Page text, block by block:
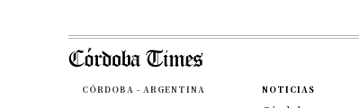
CÓRDOBA - ARGENTINA NOTICIAS